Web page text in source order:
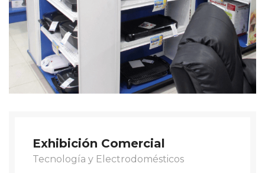
Exhibición Comercial
Tecnología y Electrodomésticos